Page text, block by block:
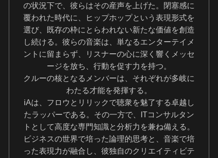
の状況下で、彼らはその産声を上げた。閉塞感に
覆われた時代に、ヒップホップという表現形式を
選び、既存の枠にとらわれない新たな価値を創造
し続ける。彼らの音楽は、単なるエンターテイメ
ントに留まらず、リスナーの心に深く響くメッセ
ージを放ち、行動を促す力を持つ。
クルーの核となるメンバーは、それぞれが多岐に
わたる才能を発揮する。
iAは、フロウとリリックで聴衆を魅了する卓越し
たラッパーである。その一方で、ITコンサルタン
トとして高度な専門知識と分析力を兼ね備える。
ビジネスの世界で培った論理的思考と、音楽で培
った表現力が融合し、彼独自のクリエイティビテ